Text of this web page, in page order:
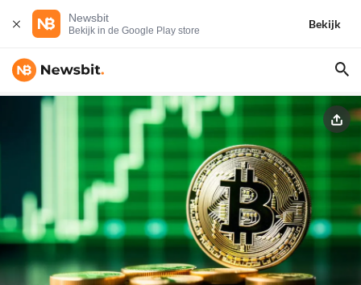
Newsbit
Bekijk in de Google Play store
Bekijk